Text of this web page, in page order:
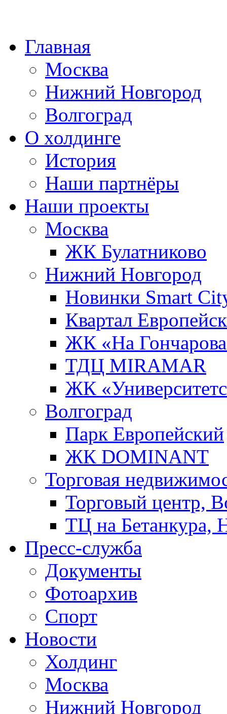
Главная
Москва
Нижний Новгород
Волгоград
О холдинге
История
Наши партнёры
Наши проекты
Москва
ЖК Булатниково
Нижний Новгород
Новинки Smart
Квартал
ЖК «На
ТДЦ MIRAMAR
ЖК
Волгоград
Парк Европейский
ЖК DOMINANT
Торговая
Торговый центр,
ТЦ на Бетанкура,
Пресс-служба
Документы
Фотоархив
Спорт
Новости
Холдинг
Москва
Нижний Новгород